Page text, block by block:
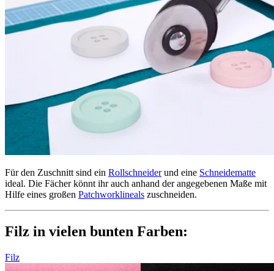
Für den Zuschnitt sind ein Rollschneiderund eine Schneidematte
ideal. Die Fächer könnt ihr auch anhand der angegebenen Maße mit
Hilfe eines großen Patchworklineals zuschneiden.
Filz in vielen bunten Farben:
Filz